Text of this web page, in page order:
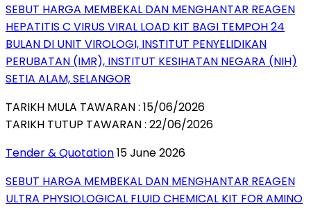
SEBUT HARGA MEMBEKAL DAN MENGHANTAR REAGEN
HEPATITIS C VIRUS VIRAL LOAD KIT BAGI TEMPOH 24
BULAN DI UNIT VIROLOGI, INSTITUT PENYELIDIKAN
PERUBATAN (IMR), INSTITUT KESIHATAN NEGARA (NIH)
SETIA ALAM, SELANGOR
TARIKH MULA TAWARAN : 15/06/2026
TARIKH TUTUP TAWARAN : 22/06/2026
Tender & Quotation15 June 2026
SEBUT HARGA MEMBEKAL DAN MENGHANTAR REAGEN
ULTRA PHYSIOLOGICAL FLUID CHEMICAL KIT FOR AMINO